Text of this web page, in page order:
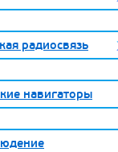
радиосвязь
навигаторы